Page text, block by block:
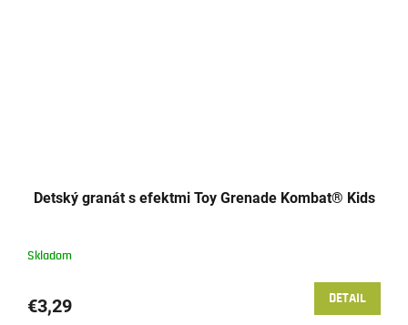
Detský granát s efektmi Toy Grenade Kombat® Kids
Skladom
€3,29 DETAIL